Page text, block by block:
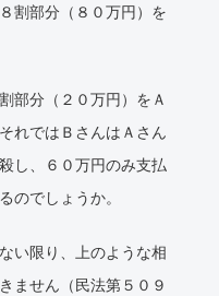
割部分（８０万円）を
部分（２０万円）をＡ
れではＢさんはＡさん
し、６０万円のみ支払
のでしょうか。
い限り、上のような相
ません（民法第５０９